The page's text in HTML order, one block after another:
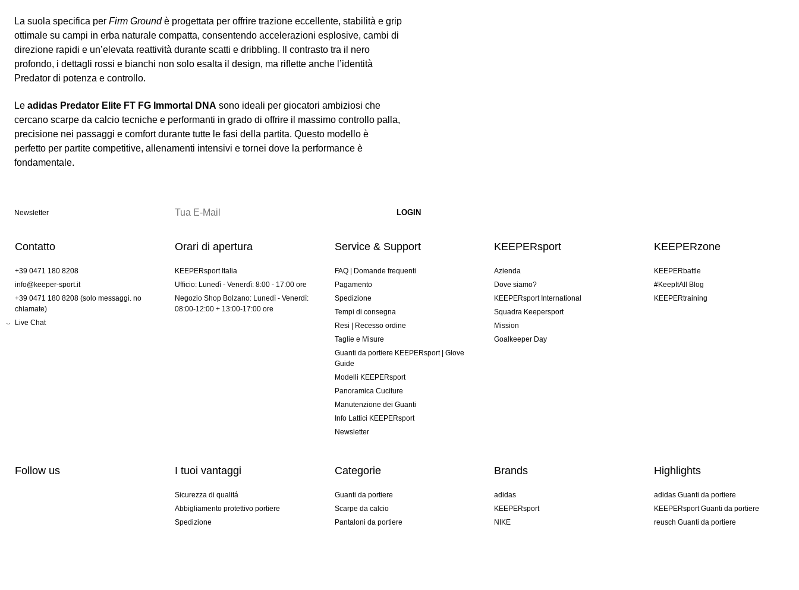
La suola specifica per Firm Groundè progettata per offrire trazione eccellente, stabilità e grip
ottimale su campi in erba naturale compatta, consentendo accelerazioni esplosive, cambi di
direzione rapidi e un’elevata reattività durante scatti e dribbling. Il contrasto tra il nero
profondo, i dettagli rossi e bianchi non solo esalta il design, ma riflette anche l’identità
Predator di potenza e controllo.
Le adidas Predator Elite FT FG Immortal DNA sono ideali per giocatori ambiziosi che
cercano scarpe da calcio tecniche e performanti in grado di offrire il massimo controllo palla,
precisione nei passaggi e comfort durante tutte le fasi della partita. Questo modello è
perfetto per partite competitive, allenamenti intensivi e tornei dove la performance è
fondamentale.
Newsletter
Contatto
+39 0471 180 8208
info@keeper-sport.it
+39 0471 180 8208 (solo messaggi. no
chiamate)
Live Chat
Orari di apertura
KEEPERsport Italia
Ufficio: Lunedì - Venerdì: 8:00 - 17:00 ore
Negozio Shop Bolzano: Lunedì - Venerdì:
08:00-12:00 + 13:00-17:00 ore
Service & Support
FAQ | Domande frequenti
Pagamento
Spedizione
Tempi di consegna
Resi | Recesso ordine
Taglie e Misure
Guanti da portiere KEEPERsport | Glove
Guide
Modelli KEEPERsport
Panoramica Cuciture
Manutenzione dei Guanti
Info Lattici KEEPERsport
Newsletter
KEEPERsport
Azienda
Dove siamo?
KEEPERsport International
Squadra Keepersport
Mission
Goalkeeper Day
KEEPERzone
KEEPERbattle
#KeepItAll Blog
KEEPERtraining
Follow us I tuoi vantaggi
Sicurezza di qualitá
Abbigliamento protettivo portiere
Spedizione
Categorie
Guanti da portiere
Scarpe da calcio
Pantaloni da portiere
Brands
adidas
KEEPERsport
NIKE
Highlights
adidas Guanti da portiere
KEEPERsport Guanti da portiere
reusch Guanti da portiere